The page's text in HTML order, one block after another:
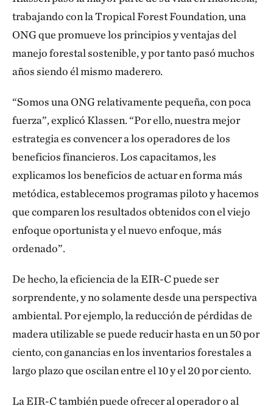
trabajando con la Tropical Forest Foundation, una
ONG que promueve los principios y ventajas del
manejo forestal sostenible, y por tanto pasó muchos
años siendo él mismo maderero.
“Somos una ONG relativamente pequeña, con poca
fuerza”, explicó Klassen. “Por ello, nuestra mejor
estrategia es convencer a los operadores de los
beneficios financieros. Los capacitamos, les
explicamos los beneficios de actuar en forma más
metódica, establecemos programas piloto y hacemos
que comparen los resultados obtenidos con el viejo
enfoque oportunista y el nuevo enfoque, más
ordenado”.
De hecho, la eficiencia de la EIR-C puede ser
sorprendente, y no solamente desde una perspectiva
ambiental. Por ejemplo, la reducción de pérdidas de
madera utilizable se puede reducir hasta en un 50 por
ciento, con ganancias en los inventarios forestales a
largo plazo que oscilan entre el 10 y el 20 por ciento.
La EIR-C también puede ofrecer al operador o al